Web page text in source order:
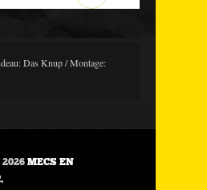
Das Knup / Montage:
2026 MECS EN
.